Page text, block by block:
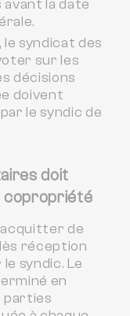
avant la date
le syndicat des
sur les
décisions
doivent
le syndic de
doit
copropriété
de
réception
syndic. Le
en
parties